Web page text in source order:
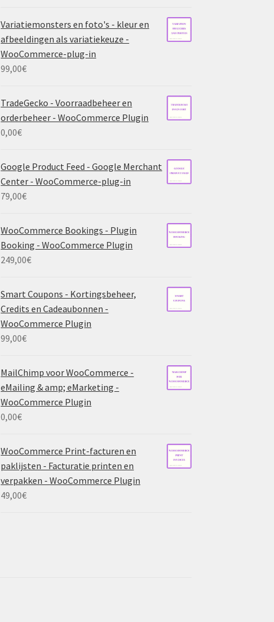
Variatiemonsters en foto's - kleur en
afbeeldingen als variatiekeuze -
WooCommerce-plug-in
99,00€
TradeGecko - Voorraadbeheer en
orderbeheer - WooCommerce Plugin
0,00€
Google Product Feed - Google Merchant
Center - WooCommerce-plug-in
79,00€
WooCommerce Bookings - Plugin
Booking - WooCommerce Plugin
249,00€
Smart Coupons - Kortingsbeheer,
Credits en Cadeaubonnen -
WooCommerce Plugin
99,00€
MailChimp voor WooCommerce -
eMailing & amp; eMarketing -
WooCommerce Plugin
0,00€
WooCommerce Print-facturen en
paklijsten - Facturatie printen en
verpakken - WooCommerce Plugin
49,00€